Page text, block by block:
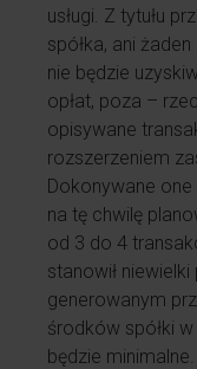
usługi. Z tytułu
spółka, ani
nie będzie
opłat, poza –
opisywane
rozszerzeniem
Dokonywane
na tę chwilę
od 3 do 4
stanowił
generowanym
środków spółki
będzie